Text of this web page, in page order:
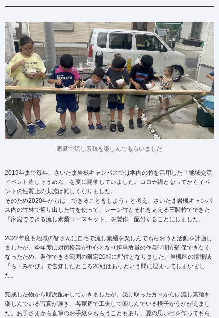
家庭で流し素麺を楽しんでもらいました
2019年まで毎年、さいたま岩槻キャンパスでは学内の竹を活用した「地域交流
イベント流しそうめん」を夏に開催していました。コロナ禍となってからイベ
ントの性質上の実施は難しくなりました。
そのため2020年からは「できることをしよう」と考え、さいたま岩槻キャンパ
ス内の竹林で切り出した竹を使って、レーン竹とそれを支える三脚竹でできた
「家庭でできる流し素麺コースキット」を製作・配付することにしました。
2022年度も地域の皆さんに自宅で流し素麺を楽しんでもらおうと活動を計画し
ましたが、今年度は対面授業が中心となり担当教員の作業時間が確保できなく
なったため、製作できる範囲の限定20組に配付となりました。岩槻区の情報誌
「ら・みやび」で告知したところ20組はあっという間に埋まってしまいまし
た。
完成した物から順次配布していきましたが、受け取った方々からは流し素麺を
楽しんでいる写真が届き、各家庭で工夫して楽しんでいる様子がうかがえまし
た。お子さまから直筆のお手紙をもらうこともあり、夏の思い出を作ってもら